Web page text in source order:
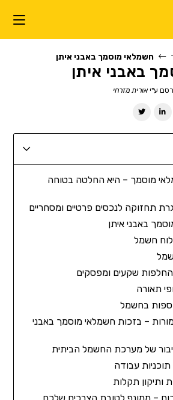
חשמלאי מוסמך באבני איתן
באבני איתן
ע"יאורית מזרחי
מוסמך – היא החלטה בטוחה
תחזוקה לנכסים פרטיים ומסחריים
באבני איתן
חשמל
שקעים ומפסקים
תאורה
בחשמל
– בזכות חשמלאי מוסמך באבני
של מערכת החשמל הביתית
עבודה
ותיקון תקלות